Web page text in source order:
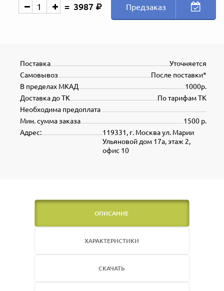
3987 Предзаказ
Уточняется
Поставка
После поставки*
Самовывоз
1000р.
В пределах МКАД
По тарифам ТК
Доставка до ТК
Необходима предоплата
1500 р.
Мин. сумма заказа
119331, г. Москва ул. Марии
Ульяновой дом 17а, этаж 2,
офис 10
Адрес:
ОПИСАНИЕ
ХАРАКТЕРИСТИКИ
СКАЧАТЬ